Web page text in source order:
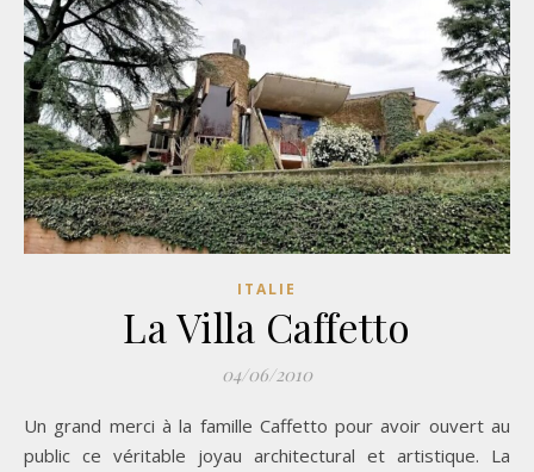
ITALIE
La Villa Caffetto
04/06/2010
Un grand merci à la famille Caffetto pour avoir ouvert au
public ce véritable joyau architectural et artistique. La